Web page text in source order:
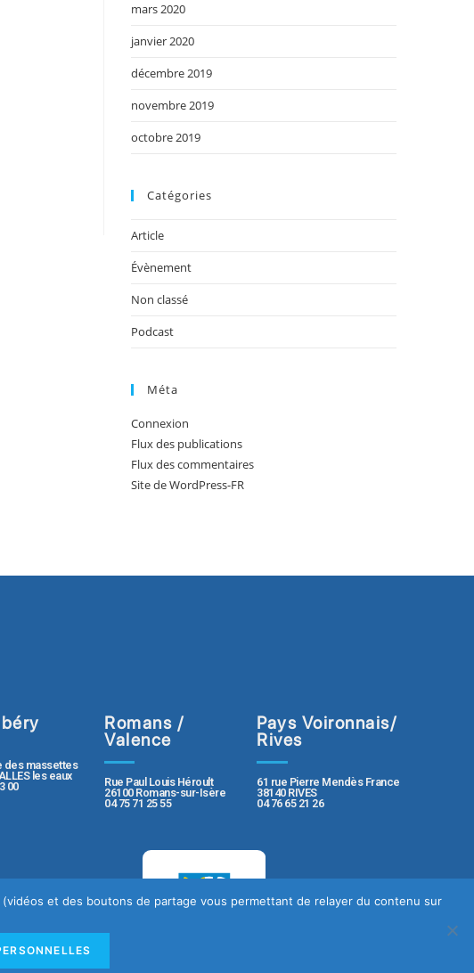
mars 2020
janvier 2020
décembre 2019
novembre 2019
octobre 2019
Catégories
Article
Évènement
Non classé
Podcast
Méta
Connexion
Flux des publications
Flux des commentaires
Site de WordPress-FR
des massettes
les eaux
00
Romans /
Valence
Rue Paul Louis Héroult
26100 Romans-sur-Isère
04 75 71 25 55
Pays Voironnais/
Rives
61 rue Pierre Mendès France
38140 RIVES
04 76 65 21 26
et des boutons de partage vous permettant de relayer du contenu sur